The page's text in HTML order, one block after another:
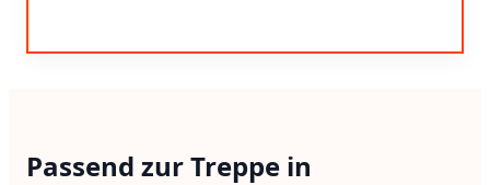
Passend zur Treppe in